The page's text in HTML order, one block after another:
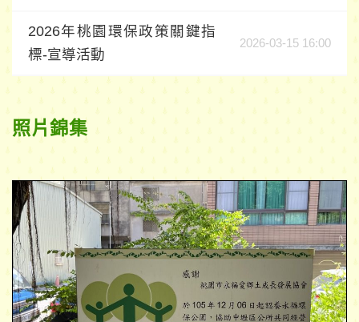
2026年桃園環保政策關鍵指
標-宣導活動
2026-03-15 16:00
照片錦集